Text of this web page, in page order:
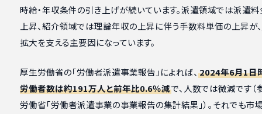
時給・年収条件の引き上げが続いています。派遣領域では派遣
上昇、紹介領域では理論年収の上昇に伴う手数料単価の上昇が、
拡大を支える主要因になっています。
厚生労働省の「労働者派遣事業報告」によれば、 2024年6月1日
労働者数は約191万人と前年比0.6％減で、人数では微減です（
労働省「労働者派遣事業の事業報告の集計結果」）。それでも市